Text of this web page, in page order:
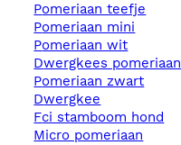
pomeriaan teefje
pomeriaan mini
pomeriaan wit
dwergkees pomeriaan
pomeriaan zwart
dwergkee
fci stamboom hond
micro pomeriaan